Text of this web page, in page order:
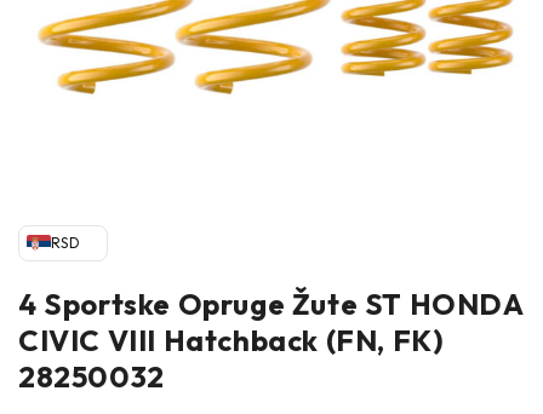
RSD
4 Sportske Opruge Žute ST HONDA
CIVIC VIII Hatchback (FN, FK)
28250032